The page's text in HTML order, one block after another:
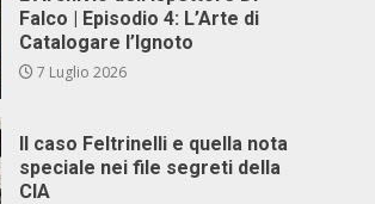
Falco | Episodio 4: L’Arte di
Catalogare l’Ignoto
7 Luglio 2026
Il caso Feltrinelli e quella nota
speciale nei file segreti della
CIA